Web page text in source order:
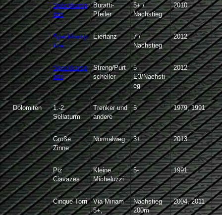
Speckkarsp
itze
Buratti-
Pfeiler
5+ /
Nachstieg
2010
Speckkarsp
itze
Eiertanz
7 /
Nachstieg
2012
Speckkarsp
itze
Streng/Purt
scheller
5
E3/Nachsti
eg
2012
Dolomiten
1.-2.
Sellaturm
Trenker und
andere
5 1979, 1991
Große
Zinne
Normalweg 3+ 2013
Piz
Ciavazes
Kleine
Micheluzzi
5- 1991
Cinque Torri
Via Miriam
5+,
Nachstieg
200m
2004, 2011